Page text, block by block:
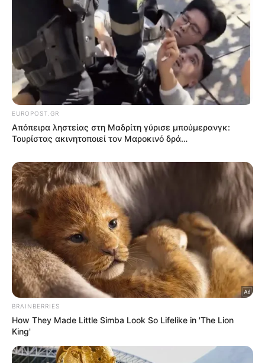
Κάντεlikeστη σελίδα μας στοfacebookγια να
μαθαίνετε όλα τα νέα